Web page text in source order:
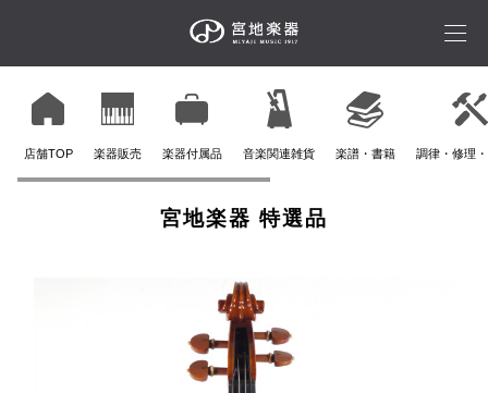
店舗TOP 楽器販売 楽器付属品 音楽関連雑貨 楽譜・書籍 調律・修理
宮地楽器 特選品